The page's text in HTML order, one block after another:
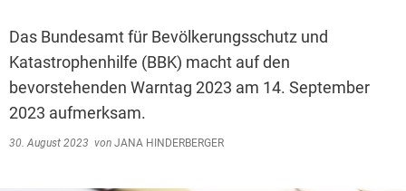
Das Bundesamt für Bevölkerungsschutz und
Katastrophenhilfe (BBK) macht auf den
bevorstehenden Warntag 2023 am 14. September
2023 aufmerksam.
30. August 2023 von JANA HINDERBERGER